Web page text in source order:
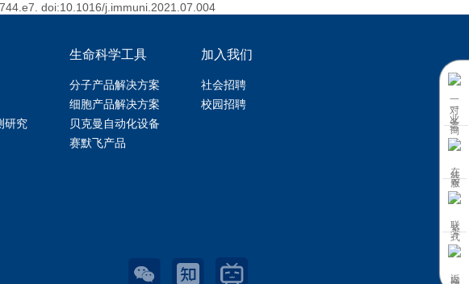
doi:10.1016/j.immuni.2021.07.004
研究
生命科学工具
分子产品解决方案
细胞产品解决方案
贝克曼自动化设备
赛默飞产品
加入我们
社会招聘
校园招聘
一对一业务咨询
在线客服
联系方式
返回顶部